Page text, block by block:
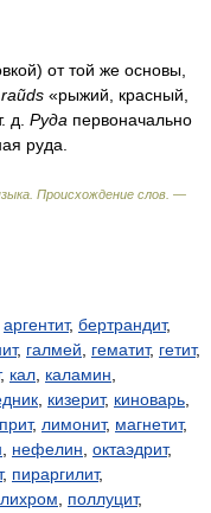
от той же основы,
raũds «рыжий, красный,
д. Руда первоначально
руда.
Происхождение слов. —
аргентит, бертрандит,
, галмей гематит, гетит,
, кал каламин
кизерит, киноварь
, лимонит, магнетит,
нефелин октаэдрит,
, пираргилит,
поллуцит,